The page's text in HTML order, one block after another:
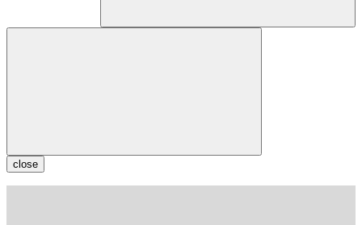
close